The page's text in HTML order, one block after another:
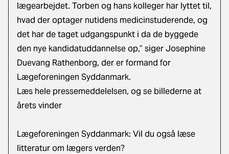
lægearbejdet. Torben og hans kolleger har lyttet til,
hvad der optager nutidens medicinstuderende, og
det har de taget udgangspunkt i da de byggede
den nye kandidatuddannelse op,” siger Josephine
Duevang Rathenborg, der er formand for
Lægeforeningen Syddanmark.
Læs hele pressemeddelelsen, og se billederne at
årets vinder
Lægeforeningen Syddanmark: Vil du også læse
litteratur om lægers verden?